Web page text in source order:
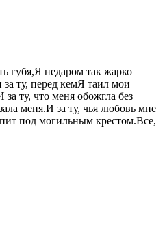
губя,Я недаром так жарко
ту, перед кемЯ таил мои
ту, что меня обожгла без
меня.И за ту, чья любовь мне
под могильным крестом.Все,